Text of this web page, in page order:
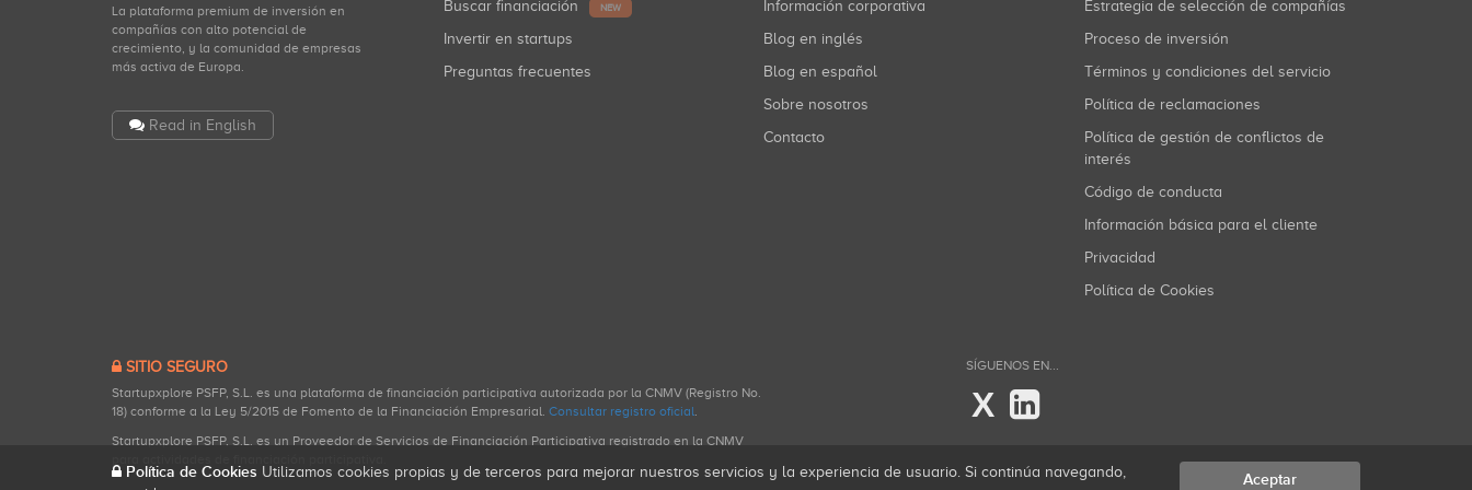
La plataforma premium de inversión en
compañías con alto potencial de
crecimiento, y la comunidad de empresas
más activa de Europa.
Read in English
Buscar financiación NEW
Invertir en startups
Preguntas frecuentes
Información corporativa
Blog en inglés
Blog en español
Sobre nosotros
Contacto
Estrategia de selección de compañías
Proceso de inversión
Términos y condiciones del servicio
Política de reclamaciones
Política de gestión de conflictos de
interés
Código de conducta
Información básica para el cliente
Privacidad
Política de Cookies
SITIO SEGURO
Startupxplore PSFP, S.L. es una plataforma de financiación participativa autorizada por la CNMV (Registro No.
18) conforme a la Ley 5/2015 de Fomento de la Financiación Empresarial. Consultar registro oficial.
Startupxplore PSFP, S.L. es un Proveedor de Servicios de Financiación Participativa registrado en la CNMV
SÍGUENOS EN...
X
Política de Cookies Utilizamos cookies propias y de terceros para mejorar nuestros servicios y la experiencia de usuario. Si continúa navegando,
Aceptar